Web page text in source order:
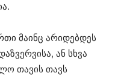
მაინც არიდებდეს
ან სხვა
თავის თავს